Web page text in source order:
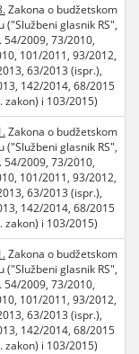
Zakona o budžetskom
("Službeni glasnik RS",
54/2009, 73/2010,
101/2011, 93/2012,
63/2013 (ispr.),
142/2014, 68/2015
zakon) i 103/2015)
Zakona o budžetskom
("Službeni glasnik RS",
54/2009, 73/2010,
101/2011, 93/2012,
63/2013 (ispr.),
142/2014, 68/2015
zakon) i 103/2015)
Zakona o budžetskom
("Službeni glasnik RS",
54/2009, 73/2010,
101/2011, 93/2012,
63/2013 (ispr.),
142/2014, 68/2015
zakon) i 103/2015)